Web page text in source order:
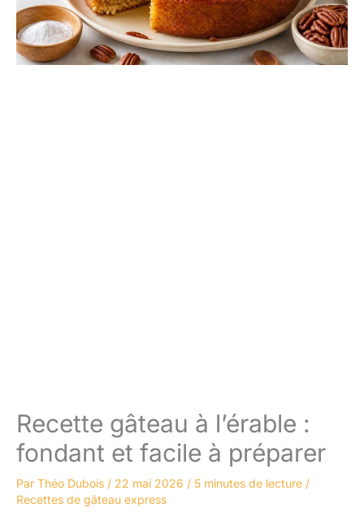
Recette gâteau à l’érable :
fondant et facile à préparer
Par Théo Dubois / 22 mai 2026 / 5 minutes de lecture /
Recettes de gâteau express